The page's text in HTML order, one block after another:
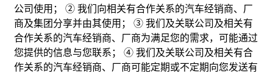
公司使用； ② 我们向相关有合作关系的汽车经销商、厂
商及集团分享并由其使用； ③ 我们及关联公司及相关有
合作关系的汽车经销商、厂商为满足您的需求，可能通过
您提供的信息与您联系； ④ 我们及关联公司及相关有合
作关系的汽车经销商、厂商可能定期或不定期向您发送有